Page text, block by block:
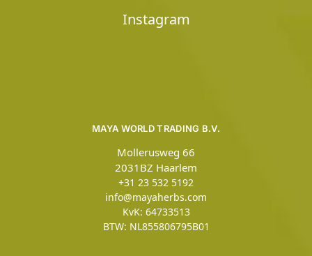
MAYA WORLD TRADING B.V.
Mollerusweg 66
2031BZ Haarlem
+31 23 532 5192
info@mayaherbs.com
KvK: 64733513
BTW: NL855806795B01
Instagram